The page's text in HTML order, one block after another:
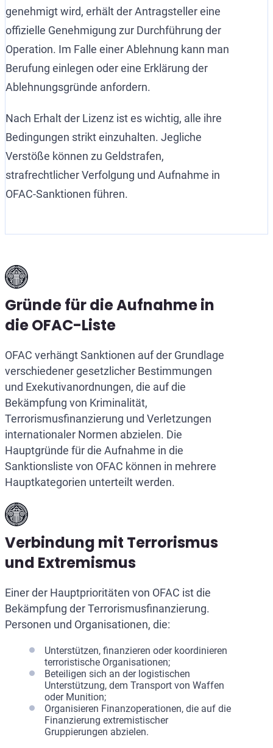
genehmigt wird, erhält der Antragsteller eine
offizielle Genehmigung zur Durchführung der
Operation. Im Falle einer Ablehnung kann man
Berufung einlegen oder eine Erklärung der
Ablehnungsgründe anfordern.
Nach Erhalt der Lizenz ist es wichtig, alle ihre
Bedingungen strikt einzuhalten. Jegliche
Verstöße können zu Geldstrafen,
strafrechtlicher Verfolgung und Aufnahme in
OFAC-Sanktionen führen.
Gründe für die Aufnahme in
die OFAC-Liste
OFAC verhängt Sanktionen auf der Grundlage
verschiedener gesetzlicher Bestimmungen
und Exekutivanordnungen, die auf die
Bekämpfung von Kriminalität,
Terrorismusfinanzierung und Verletzungen
internationaler Normen abzielen. Die
Hauptgründe für die Aufnahme in die
Sanktionsliste von OFAC können in mehrere
Hauptkategorien unterteilt werden.
Verbindung mit Terrorismus
und Extremismus
Einer der Hauptprioritäten von OFAC ist die
Bekämpfung der Terrorismusfinanzierung.
Personen und Organisationen, die:
Unterstützen, finanzieren oder koordinieren
terroristische Organisationen;
Beteiligen sich an der logistischen
Unterstützung, dem Transport von Waffen
oder Munition;
Organisieren Finanzoperationen, die auf die
Finanzierung extremistischer
Gruppierungen abzielen.